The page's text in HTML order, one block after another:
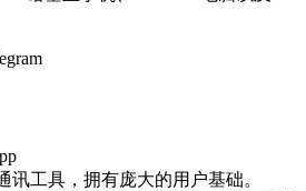
讯工具，拥有庞大的用户基础。